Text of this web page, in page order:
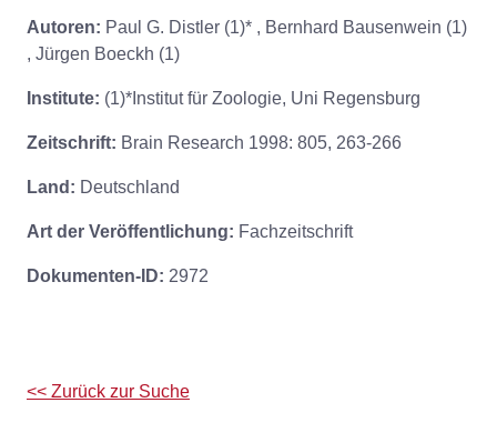
Autoren: Paul G. Distler (1)* , Bernhard Bausenwein (1)
, Jürgen Boeckh (1)
Institute: (1)*Institut für Zoologie, Uni Regensburg
Zeitschrift: Brain Research 1998: 805, 263-266
Land: Deutschland
Art der Veröffentlichung: Fachzeitschrift
Dokumenten-ID: 2972
<< Zurück zur Suche